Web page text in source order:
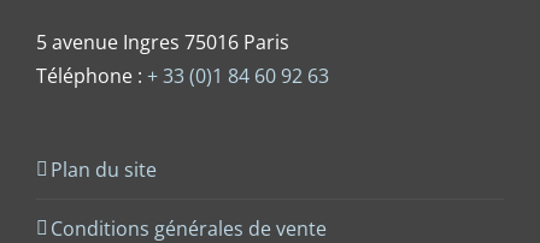
5 avenue Ingres 75016 Paris
Téléphone : + 33 (0)1 84 60 92 63
Plan du site
Conditions générales de vente